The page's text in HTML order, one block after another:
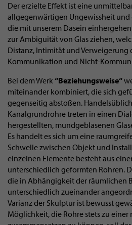
Der erzielte Effekt ist eine
allgegenwärtigen Ungewissheit
die mit unserem Dasein
zur Ambiguität von Glas ziehen,
Distanz, Intimität und Verweigerung
Kommunikation und Nicht-
Bei dem Werk“Beziehungsweise“
miteinander kombiniert, die sich
gegenseitig abstoßen.
Kanalgrundrohre treten in einen
hergestellten, mundgeblasenen
Es handelt es sich um eine
Schwelle zwischen Objekt und
einzelnen Elemente besteht aus
unterschiedlich geformten Rohren.
die in Abhängigkeit der räumlichen
unterschiedlich zueinander
Varianz der Skulptur ist bewusst
Möglichkeit, die Rohre stets zu